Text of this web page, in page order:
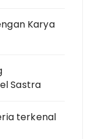
Karya
Sastra
terkenal